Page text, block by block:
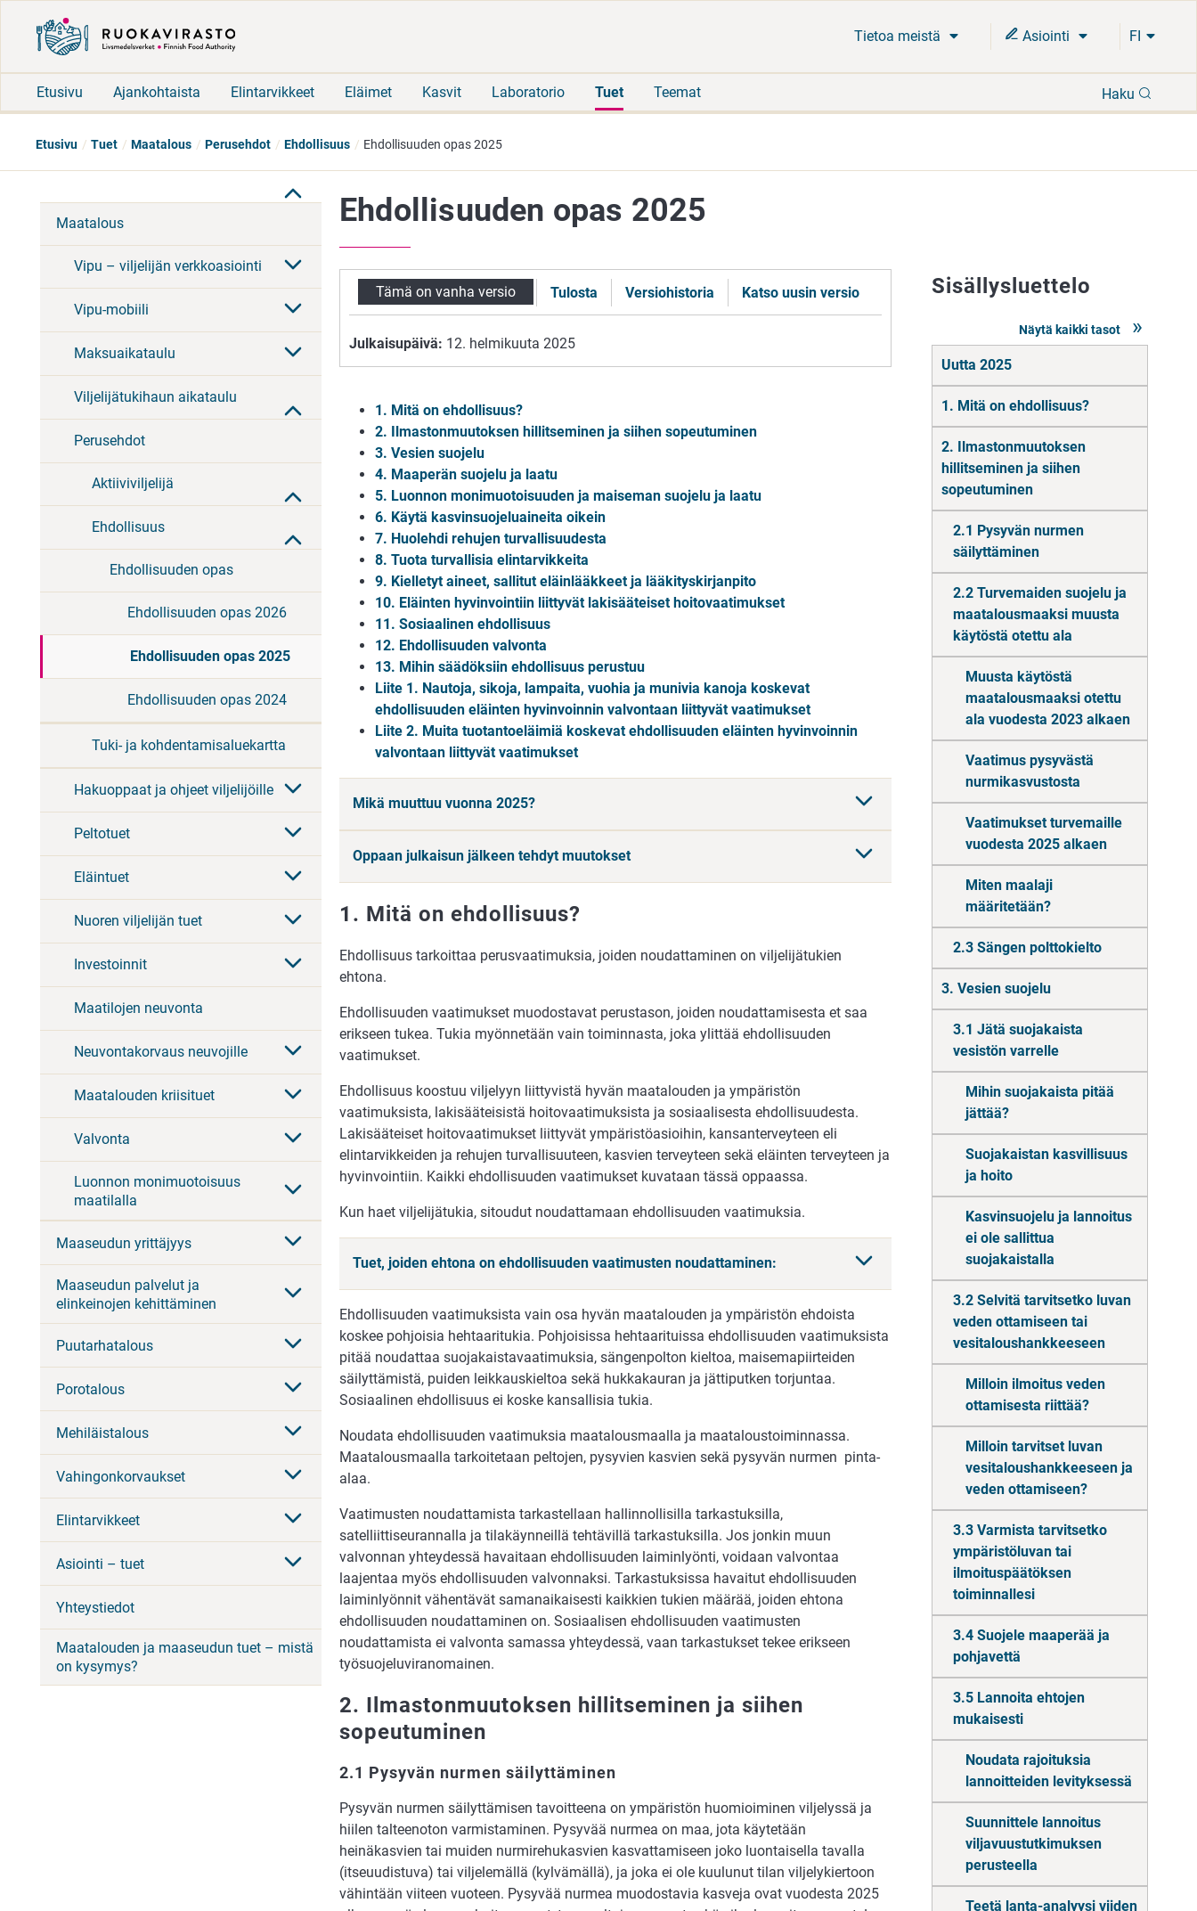
Tietoa meistä Asiointi FI
Etusivu Ajankohtaista Elintarvikkeet Eläimet Kasvit Laboratorio Tuet Teemat Haku
Etusivu Tuet Maatalous Perusehdot Ehdollisuus Ehdollisuuden opas 2025
Maatalous
Vipu – viljelijän verkkoasiointi
Vipu-mobiili
Maksuaikataulu
Viljelijätukihaun aikataulu
Perusehdot
Aktiiviviljelijä
Ehdollisuus
Ehdollisuuden opas
Ehdollisuuden opas 2026
Ehdollisuuden opas 2025
Ehdollisuuden opas 2024
Tuki- ja kohdentamisaluekartta
Hakuoppaat ja ohjeet viljelijöille
Peltotuet
Eläintuet
Nuoren viljelijän tuet
Investoinnit
Maatilojen neuvonta
Neuvontakorvaus neuvojille
Maatalouden kriisituet
Valvonta
Luonnon monimuotoisuus
maatilalla
Maaseudun yrittäjyys
Maaseudun palvelut ja
elinkeinojen kehittäminen
Puutarhatalous
Porotalous
Mehiläistalous
Vahingonkorvaukset
Elintarvikkeet
Asiointi – tuet
Yhteystiedot
Maatalouden ja maaseudun tuet – mistä
on kysymys?
Ehdollisuuden opas 2025
Tämä on vanha versio Katso uusin versio
Versiohistoria
Tulosta
Julkaisupäivä: 12. helmikuuta 2025
Sisällysluettelo
Näytä kaikki tasot
Siirry
suoraan
sisältöön
Uutta 2025
1. Mitä on ehdollisuus?
2. Ilmastonmuutoksen
hillitseminen ja siihen
sopeutuminen
2.1 Pysyvän nurmen
säilyttäminen
2.2 Turvemaiden suojelu ja
maatalousmaaksi muusta
käytöstä otettu ala
Muusta käytöstä
maatalousmaaksi otettu
ala vuodesta 2023 alkaen
Vaatimus pysyvästä
nurmikasvustosta
Vaatimukset turvemaille
vuodesta 2025 alkaen
Miten maalaji
määritetään?
2.3 Sängen polttokielto
3. Vesien suojelu
3.1 Jätä suojakaista
vesistön varrelle
Mihin suojakaista pitää
jättää?
Suojakaistan kasvillisuus
ja hoito
Kasvinsuojelu ja lannoitus
ei ole sallittua
suojakaistalla
3.2 Selvitä tarvitsetko luvan
veden ottamiseen tai
vesitaloushankkeeseen
Milloin ilmoitus veden
ottamisesta riittää?
Milloin tarvitset luvan
vesitaloushankkeeseen ja
veden ottamiseen?
3.3 Varmista tarvitsetko
ympäristöluvan tai
ilmoituspäätöksen
toiminnallesi
3.4 Suojele maaperää ja
pohjavettä
3.5 Lannoita ehtojen
mukaisesti
Noudata rajoituksia
lannoitteiden levityksessä
Suunnittele lannoitus
viljavuustutkimuksen
perusteella
Teetä lanta-analyysi viiden
1. Mitä on ehdollisuus?
2. Ilmastonmuutoksen hillitseminen ja siihen sopeutuminen
3. Vesien suojelu
4. Maaperän suojelu ja laatu
5. Luonnon monimuotoisuuden ja maiseman suojelu ja laatu
6. Käytä kasvinsuojeluaineita oikein
7. Huolehdi rehujen turvallisuudesta
8. Tuota turvallisia elintarvikkeita
9. Kielletyt aineet, sallitut eläinlääkkeet ja lääkityskirjanpito
10. Eläinten hyvinvointiin liittyvät lakisääteiset hoitovaatimukset
11. Sosiaalinen ehdollisuus
12. Ehdollisuuden valvonta
13. Mihin säädöksiin ehdollisuus perustuu
Liite 1. Nautoja, sikoja, lampaita, vuohia ja munivia kanoja koskevat
ehdollisuuden eläinten hyvinvoinnin valvontaan liittyvät vaatimukset
Liite 2. Muita tuotantoeläimiä koskevat ehdollisuuden eläinten hyvinvoinnin
valvontaan liittyvät vaatimukset
Mikä muuttuu vuonna 2025?
Oppaan julkaisun jälkeen tehdyt muutokset
1. Mitä on ehdollisuus?
Ehdollisuus tarkoittaa perusvaatimuksia, joiden noudattaminen on viljelijätukien
ehtona.
Ehdollisuuden vaatimukset muodostavat perustason, joiden noudattamisesta et saa
erikseen tukea. Tukia myönnetään vain toiminnasta, joka ylittää ehdollisuuden
vaatimukset.
Ehdollisuus koostuu viljelyyn liittyvistä hyvän maatalouden ja ympäristön
vaatimuksista, lakisääteisistä hoitovaatimuksista ja sosiaalisesta ehdollisuudesta.
Lakisääteiset hoitovaatimukset liittyvät ympäristöasioihin, kansanterveyteen eli
elintarvikkeiden ja rehujen turvallisuuteen, kasvien terveyteen sekä eläinten terveyteen ja
hyvinvointiin. Kaikki ehdollisuuden vaatimukset kuvataan tässä oppaassa.
Kun haet viljelijätukia, sitoudut noudattamaan ehdollisuuden vaatimuksia.
Tuet, joiden ehtona on ehdollisuuden vaatimusten noudattaminen:
Ehdollisuuden vaatimuksista vain osa hyvän maatalouden ja ympäristön ehdoista
koskee pohjoisia hehtaaritukia. Pohjoisissa hehtaarituissa ehdollisuuden vaatimuksista
pitää noudattaa suojakaistavaatimuksia, sängenpolton kieltoa, maisemapiirteiden
säilyttämistä, puiden leikkauskieltoa sekä hukkakauran ja jättiputken torjuntaa.
Sosiaalinen ehdollisuus ei koske kansallisia tukia.
Noudata ehdollisuuden vaatimuksia maatalousmaalla ja maataloustoiminnassa.
Maatalousmaalla tarkoitetaan peltojen, pysyvien kasvien sekä pysyvän nurmen pinta-
alaa.
Vaatimusten noudattamista tarkastellaan hallinnollisilla tarkastuksilla,
satelliittiseurannalla ja tilakäynneillä tehtävillä tarkastuksilla. Jos jonkin muun
valvonnan yhteydessä havaitaan ehdollisuuden laiminlyönti, voidaan valvontaa
laajentaa myös ehdollisuuden valvonnaksi. Tarkastuksissa havaitut ehdollisuuden
laiminlyönnit vähentävät samanaikaisesti kaikkien tukien määrää, joiden ehtona
ehdollisuuden noudattaminen on. Sosiaalisen ehdollisuuden vaatimusten
noudattamista ei valvonta samassa yhteydessä, vaan tarkastukset tekee erikseen
työsuojeluviranomainen.
2. Ilmastonmuutoksen hillitseminen ja siihen
sopeutuminen
2.1 Pysyvän nurmen säilyttäminen
Pysyvän nurmen säilyttämisen tavoitteena on ympäristön huomioiminen viljelyssä ja
hiilen talteenoton varmistaminen. Pysyvää nurmea on maa, jota käytetään
heinäkasvien tai muiden nurmirehukasvien kasvattamiseen joko luontaisella tavalla
(itseuudistuva) tai viljelemällä (kylvämällä), ja joka ei ole kuulunut tilan viljelykiertoon
vähintään viiteen vuoteen. Pysyvää nurmea muodostavia kasveja ovat vuodesta 2025